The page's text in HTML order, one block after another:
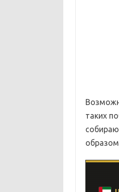
таких